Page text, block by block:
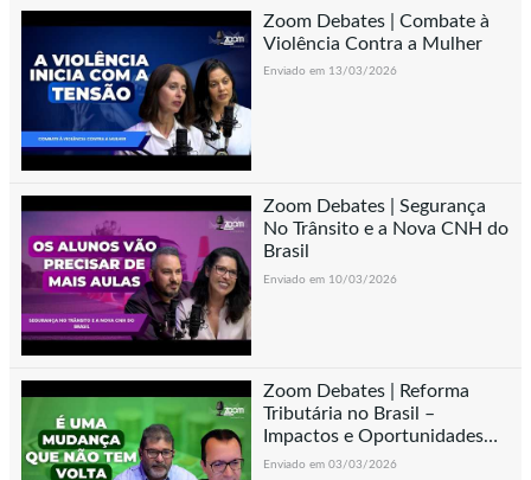
Zoom Debates | Combate à
Violência Contra a Mulher
Enviado em 13/03/2026
Zoom Debates | Segurança
No Trânsito e a Nova CNH do
Brasil
Enviado em 10/03/2026
Zoom Debates | Reforma
Tributária no Brasil –
Impactos e Oportunidades
Estratégicas
Enviado em 03/03/2026